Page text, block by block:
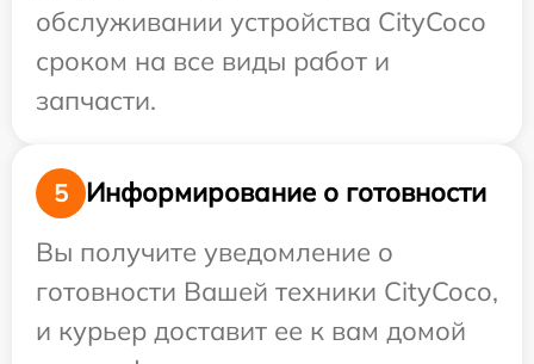
обслуживании устройства CityCoco
сроком на все виды работ и
запчасти.
5
Информирование о готовности
Вы получите уведомление о
готовности Вашей техники CityCoco,
и курьер доставит ее к вам домой